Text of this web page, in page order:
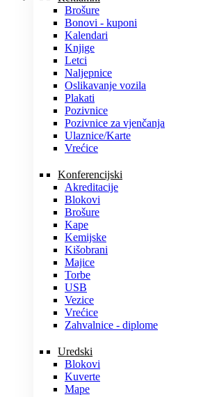
Brošure
Bonovi - kuponi
Kalendari
Knjige
Letci
Naljepnice
Oslikavanje vozila
Plakati
Pozivnice
Pozivnice za vjenčanja
Ulaznice/Karte
Vrećice
Konferencijski
Akreditacije
Blokovi
Brošure
Kape
Kemijske
Kišobrani
Majice
Torbe
USB
Vezice
Vrećice
Zahvalnice - diplome
Uredski
Blokovi
Kuverte
Mape